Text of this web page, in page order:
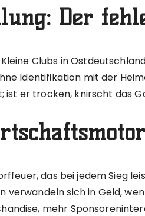
Der
Clubs in
Identifikation mit der
ist er trocken, knirscht das
das bei jedem Sieg
verwandeln sich in Geld,
mehr